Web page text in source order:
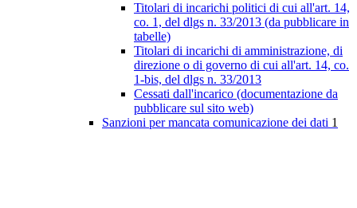
Titolari di incarichi politici di cui all'art. 14,
co. 1, del dlgs n. 33/2013 (da pubblicare in
tabelle)
Titolari di incarichi di amministrazione, di
direzione o di governo di cui all'art. 14, co.
1-bis, del dlgs n. 33/2013
Cessati dall'incarico (documentazione da
pubblicare sul sito web)
Sanzioni per mancata comunicazione dei dati 1